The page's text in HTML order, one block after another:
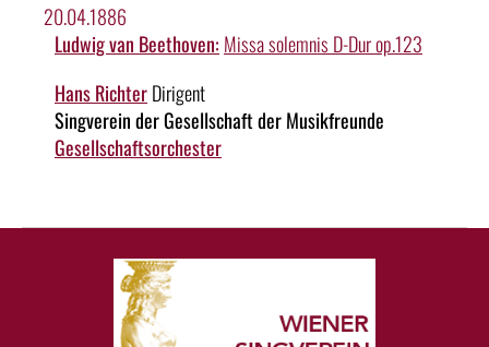
20.04.1886
Ludwig van Beethoven: Missa solemnis D-Dur op.123
Hans RichterDirigent
Singverein der Gesellschaft der Musikfreunde
Gesellschaftsorchester